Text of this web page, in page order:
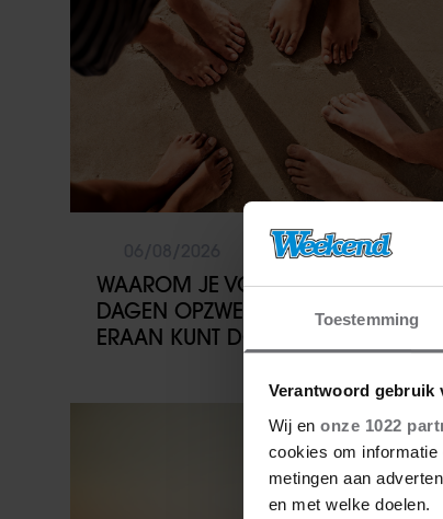
Toestemming
Verantwoord gebruik
Wij en onze 1022
cookies om informatie
metingen aan
en met welke doelen.
WAAROM JE VOETEN OP WARME
DAGEN OPZWELLEN (EN WAT JE
ERAAN KUNT DOEN)